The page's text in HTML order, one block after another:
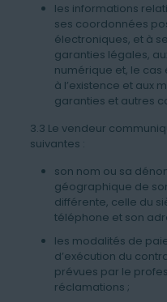
les informations
ses coordonnées
électroniques, et à
garanties légales,
numérique et, le
à l’existence et aux
garanties et autres
3.3 Le vendeur
suivantes :
son nom ou sa
géographique de
différente, celle du
téléphone et son
les modalités de
d’exécution du
prévues par le
réclamations ;